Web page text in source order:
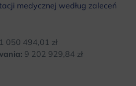
medycznej według zaleceń
050 494,01 zł
9 202 929,84 zł